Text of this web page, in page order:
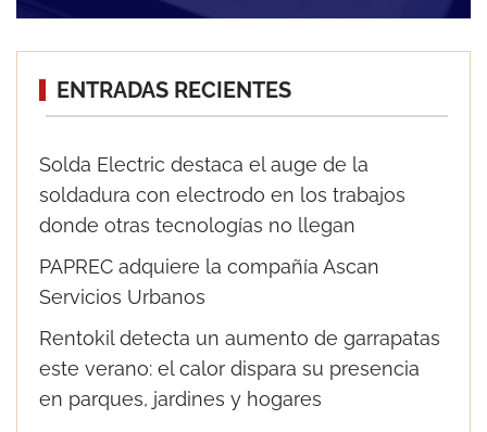
ENTRADAS RECIENTES
Solda Electric destaca el auge de la
soldadura con electrodo en los trabajos
donde otras tecnologías no llegan
PAPREC adquiere la compañía Ascan
Servicios Urbanos
Rentokil detecta un aumento de garrapatas
este verano: el calor dispara su presencia
en parques, jardines y hogares